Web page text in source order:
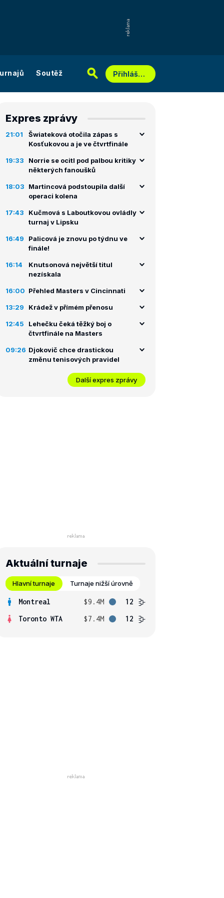
Soutěž Přihlášení
Expres zprávy
21:01
Šwiateková otočila zápas s
Kosťukovou a je ve čtvrtfinále
19:33
Norrie se ocitl pod palbou kritiky
některých fanoušků
18:03
Martincová podstoupila další
operaci kolena
17:43
Kučmová s Laboutkovou ovládly
turnaj v Lipsku
16:49
Palicová je znovu po týdnu ve
finále!
16:14
Knutsonová největší titul
nezískala
16:00 Přehled Masters v Cincinnati
13:29 Krádež v přímém přenosu
12:45
Lehečku čeká těžký boj o
čtvrtfinále na Masters
09:26 Djokovič chce drastickou
změnu tenisových pravidel
Další expres zprávy
Aktuální turnaje
Hlavní turnaje Turnaje nižší úrovně
Montreal $9.4M
12
Toronto WTA
$7.4M 12